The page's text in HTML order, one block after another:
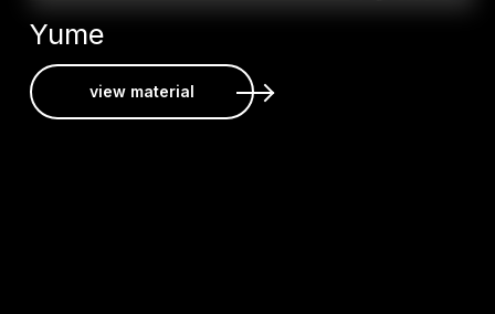
Yume
view material